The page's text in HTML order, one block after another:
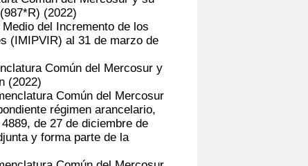
(2022)
del Incremento de los
(IMIPVIR) al 31 de marzo de
Común del Mercosur y
(2022)
Común del Mercosur
régimen arancelario,
de 27 de diciembre de
y forma parte de la